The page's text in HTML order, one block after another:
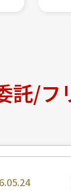
託/フ